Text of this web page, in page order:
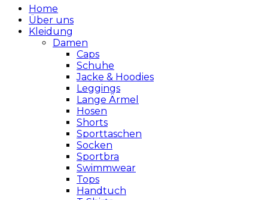
Home
Über uns
Kleidung
Damen
Caps
Schuhe
Jacke & Hoodies
Leggings
Lange Ärmel
Hosen
Shorts
Sporttaschen
Socken
Sportbra
Swimmwear
Tops
Handtuch